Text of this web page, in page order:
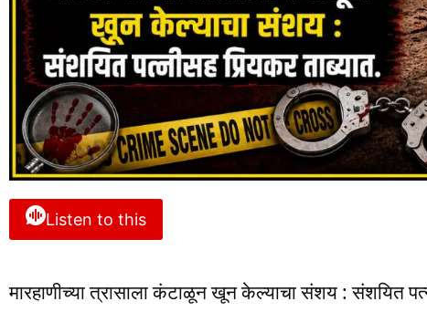
Listen to this
मारहाणीच्या त्रासाला कंटाळून खून केल्याचा संशय : संशयित